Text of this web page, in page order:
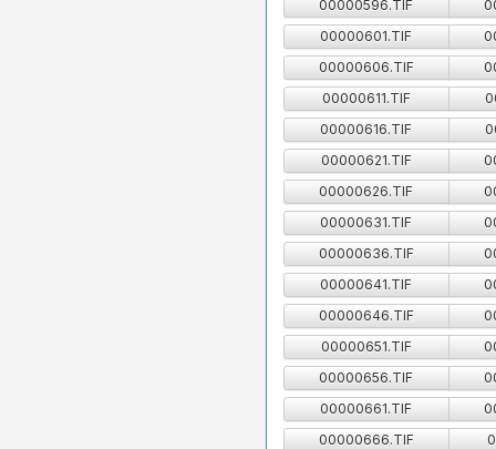
00000596.TIF
00000601.TIF
00000606.TIF
00000611.TIF
00000616.TIF
00000621.TIF
00000626.TIF
00000631.TIF
00000636.TIF
00000641.TIF
00000646.TIF
00000651.TIF
00000656.TIF
00000661.TIF
00000666.TIF